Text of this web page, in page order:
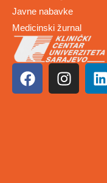
Javne nabavke
Medicinski žurnal